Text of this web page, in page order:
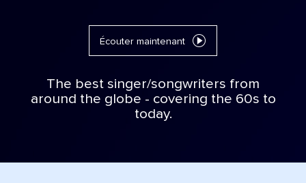
Écouter maintenant
The best singer/songwriters from
around the globe - covering the 60s to
today.